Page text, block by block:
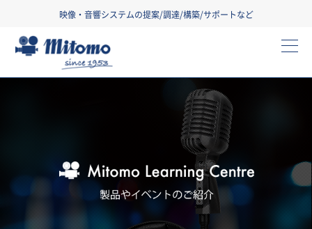
映像・音響システムの提案/調達/構築/サポートなど